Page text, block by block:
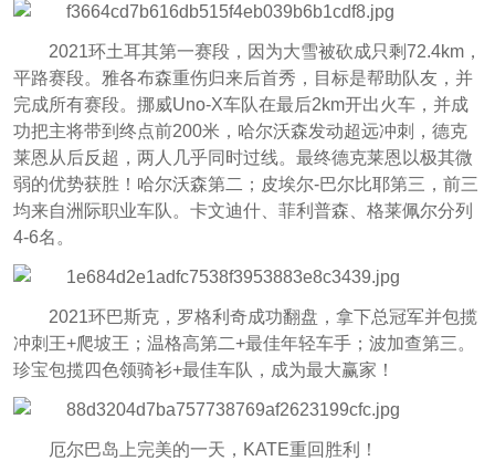
2021环土耳其第一赛段，因为大雪被砍成只剩72.4km，
平路赛段。雅各布森重伤归来后首秀，目标是帮助队友，并
完成所有赛段。挪威Uno-X车队在最后2km开出火车，并成
功把主将带到终点前200米，哈尔沃森发动超远冲刺，德克
莱恩从后反超，两人几乎同时过线。最终德克莱恩以极其微
弱的优势获胜！哈尔沃森第二；皮埃尔-巴尔比耶第三，前三
均来自洲际职业车队。卡文迪什、菲利普森、格莱佩尔分列
4-6名。
2021环巴斯克，罗格利奇成功翻盘，拿下总冠军并包揽
冲刺王+爬坡王；温格高第二+最佳年轻车手；波加查第三。
珍宝包揽四色领骑衫+最佳车队，成为最大赢家！
厄尔巴岛上完美的一天，KATE重回胜利！